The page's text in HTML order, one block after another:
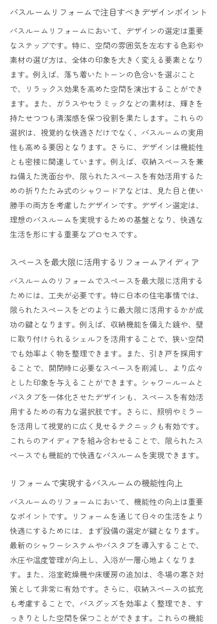
プロが教えるリフォーム成功のためのチェ
バスルームリフォームで日常に贅沢を取り入れ
る
リフォームで実現するホテルライクなバス
ルーム
リラクゼーションを促進するリフォームデ
ザイン
最新設備で叶える贅沢なバスタイム
リフォームで手に入れるプライベートスパ
体験
スタイルと機能を兼ね備えたリフォームコ
ーディネート
リフォームで予想外の贅沢を発見する方法
最新設備を取り入れたバスルームリフォームの
魅力
エコでスマートな設備を選ぶリフォームの
リフォームで叶える最新技術による快適性
バスルームのリフォームでエネルギー効率
を高める方法
最新設備導入で実現するバスルームの安全
性
リフォームで取り入れるべき未来的バスル
ームアイテム
最新設備の選び方がリフォーム成功の決め
手
快適な暮らしを実現するバスルームリフォーム
の秘訣
リフォームで得られる日々の快適さとは
の方法
リフォームで叶えるストレスフリーなバス
ルーム
快適さとデザイン性を両立するリフォーム
の秘訣
リフォームで実現するバスルームの清潔感
維持
プロが教えるリフォームで快適さを最大化
するテクニック
バスルームリフォームで注目すべきデザインポイント
バスルームリフォームにおいて、デザインの選定は重要
なステップです。特に、空間の雰囲気を左右する色彩や
素材の選び方は、全体の印象を大きく変える要素となり
ます。例えば、落ち着いたトーンの色合いを選ぶこと
で、リラックス効果を高めた空間を演出することができ
ます。また、ガラスやセラミックなどの素材は、輝きを
持たせつつも清潔感を保つ役割を果たします。これらの
選択は、視覚的な快適さだけでなく、バスルームの実用
性も高める要因となります。さらに、デザインは機能性
とも密接に関連しています。例えば、収納スペースを兼
ね備えた洗面台や、限られたスペースを有効活用するた
めの折りたたみ式のシャワードアなどは、見た目と使い
勝手の両方を考慮したデザインです。デザイン選定は、
理想のバスルームを実現するための基盤となり、快適な
生活を形にする重要なプロセスです。
スペースを最大限に活用するリフォームアイディア
バスルームのリフォームでスペースを最大限に活用する
ためには、工夫が必要です。特に日本の住宅事情では、
限られたスペースをどのように最大限に活用するかが成
功の鍵となります。例えば、収納機能を備えた鏡や、壁
に取り付けられるシェルフを活用することで、狭い空間
でも効率よく物を整理できます。また、引き戸を採用す
ることで、開閉時に必要なスペースを削減し、より広々
とした印象を与えることができます。シャワールームと
バスタブを一体化させたデザインも、スペースを有効活
用するための有力な選択肢です。さらに、照明やミラー
を活用して視覚的に広く見せるテクニックも有効です。
これらのアイディアを組み合わせることで、限られたス
ペースでも機能的で快適なバスルームを実現できます。
リフォームで実現するバスルームの機能性向上
バスルームのリフォームにおいて、機能性の向上は重要
なポイントです。リフォームを通じて日々の生活をより
快適にするためには、まず設備の選定が鍵となります。
最新のシャワーシステムやバスタブを導入することで、
水圧や温度管理が向上し、入浴が一層心地よくなりま
す。また、浴室乾燥機や床暖房の追加は、冬場の寒さ対
策として非常に有効です。さらに、収納スペースの拡充
も考慮することで、バスグッズを効率よく整理でき、す
っきりとした空間を保つことができます。これらの機能